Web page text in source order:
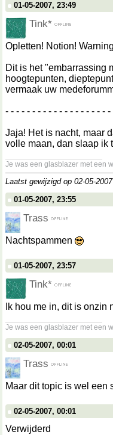
01-05-2007, 23:49
Tink*
Opletten! Notion!
Dit is het "embarrassing
hoogtepunten,
vermaak uw
- - - - - - - - - - - - - - - - - - -
Jaja! Het is nacht, maar
volle maan, dan slaap ik
Je was een glasblazer met een
Laatst gewijzigd op 02-05-
01-05-2007, 23:55
Trass
Nachtspammen
01-05-2007, 23:57
Tink*
Ik hou me in, dit is onzin
Je was een glasblazer met een
02-05-2007, 00:01
Trass
Maar dit topic is wel een
02-05-2007, 00:01
Verwijderd